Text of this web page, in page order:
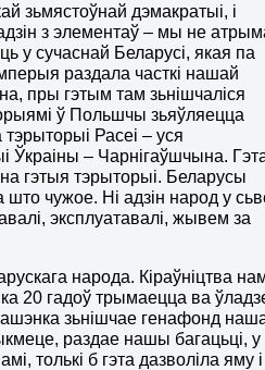
зьмястоўнай дэмакратыі, і
з элементаў – мы не
у сучаснай Беларусі, якая па
раздала часткі нашай
пры гэтым там зьнішчаліся
ў Польшчы зьяўляецца
Расеі – уся
– Чарнігаўшчына.
гэтыя тэрыторыі. Беларусы
чужое. Ні адзін народ у
эксплуатавалі, жывем за
народа. Кіраўніцтва
20 гадоў трымаецца ва
зьнішчае генафонд
раздае нашы багацьці, у
толькі б гэта дазволіла яму і